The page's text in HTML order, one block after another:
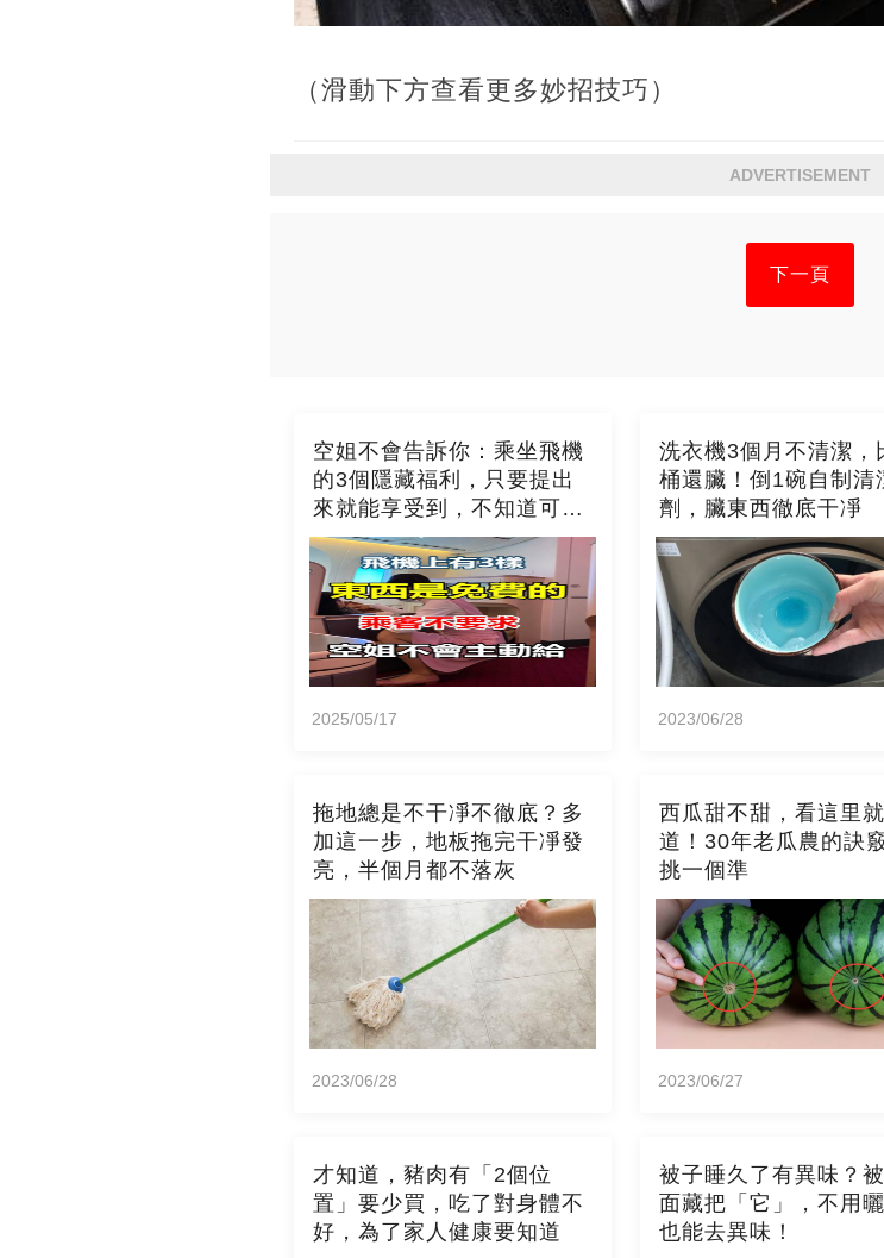
（滑動下方查看更多妙招技巧）
ADVERTISEMENT
下一頁
空姐不會告訴你：乘坐飛機
的3個隱藏福利，只要提出
來就能享受到，不知道可就
吃虧了
2025/05/17
洗衣機3個月不清潔，
桶還臟！倒1碗自制清
劑，臟東西徹底干凈
2023/06/28
拖地總是不干凈不徹底？多
加這一步，地板拖完干凈發
亮，半個月都不落灰
2023/06/28
西瓜甜不甜，看這里
道！30年老瓜農的訣
挑一個準
2023/06/27
才知道，豬肉有「2個位
置」要少買，吃了對身體不
好，為了家人健康要知道
被子睡久了有異味？
面藏把「它」，不用
也能去異味！